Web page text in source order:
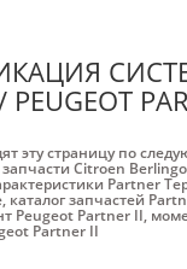
эту страницу по
запчасти Citroen
Partner
, каталог запчастей
Peugeot Partner II,
Partner II